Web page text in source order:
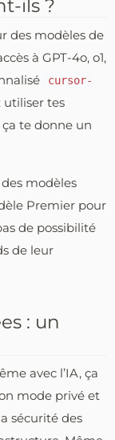
ils ?
des modèles de
à GPT-4o, o1,
cursor-
utiliser tes
te donne un
modèles
Premier pour
de possibilité
de leur
: un
avec l’IA, ça
mode privé et
sécurité des